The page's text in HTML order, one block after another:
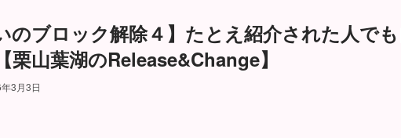
のブロック解除４】たとえ紹介された人で
栗山葉湖のRelease&Change】
3月3日